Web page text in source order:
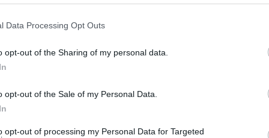
Data Processing Opt Outs
opt-out of the Sharing of my personal data.
opt-out of the Sale of my Personal Data.
opt-out of processing my Personal Data for Targeted